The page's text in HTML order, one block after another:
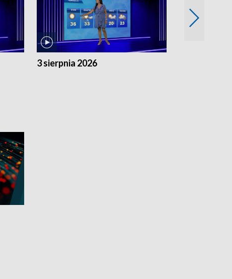
3 sierpnia 2026